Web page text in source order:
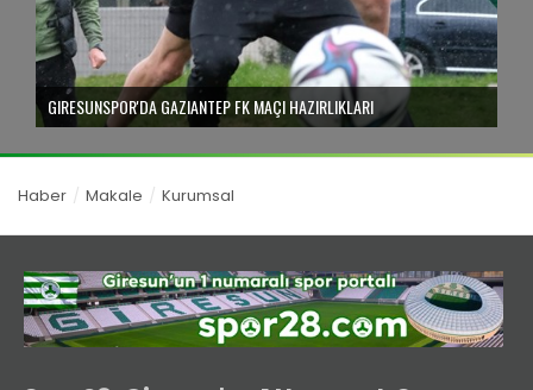
GIRESUNSPOR'DA GAZIANTEP FK MAÇI HAZIRLIKLARI
Haber Makale Kurumsal